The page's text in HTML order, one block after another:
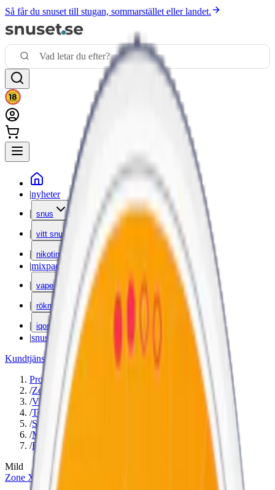
Så får du snuset till stugan, sommarstället eller landet.
|nyheter
| snus
| vitt snus
| nikotinfritt
|mixpack
| vape
| rökning
| iqos
|snuskuriren
Kundtjänst
Varumärken
Produkter
/Zone X
/Vitt snus
/Torr Portion
/Slim
/Mild
/Frukt
Mild
Zone X